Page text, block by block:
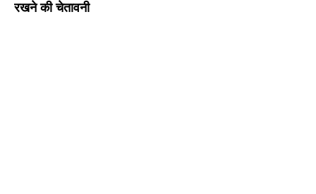
रखने की चेतावनी